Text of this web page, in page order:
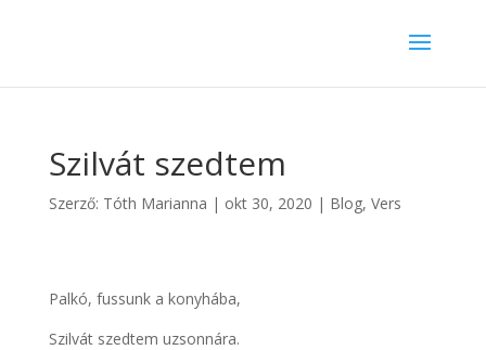
Szilvát szedtem
Szerző: Tóth Marianna | okt 30, 2020 | Blog, Vers
Palkó, fussunk a konyhába,
Szilvát szedtem uzsonnára.